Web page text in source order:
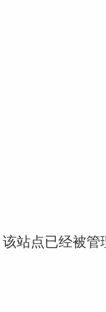
站点已经被